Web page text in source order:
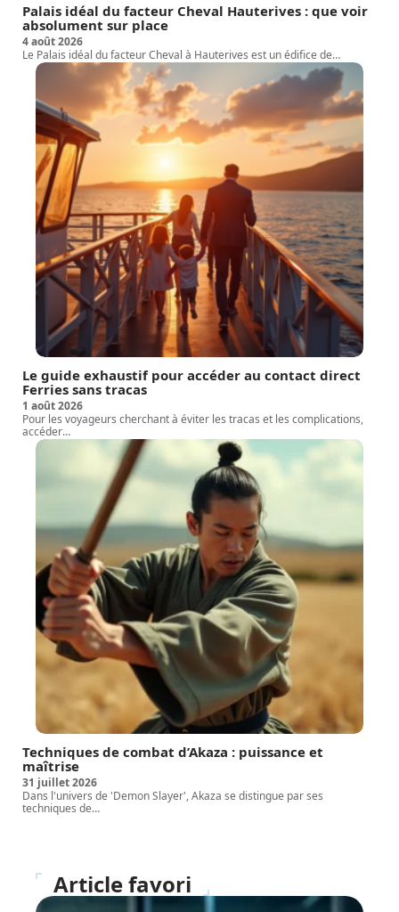
Palais idéal du facteur Cheval Hauterives : que voir
absolument sur place
4 août 2026
Le Palais idéal du facteur Cheval à Hauterives est un édifice de…
Le guide exhaustif pour accéder au contact direct
Ferries sans tracas
1 août 2026
Pour les voyageurs cherchant à éviter les tracas et les complications,
accéder…
Techniques de combat d’Akaza : puissance et
maîtrise
31 juillet 2026
Dans l'univers de 'Demon Slayer', Akaza se distingue par ses
techniques de…
Article favori